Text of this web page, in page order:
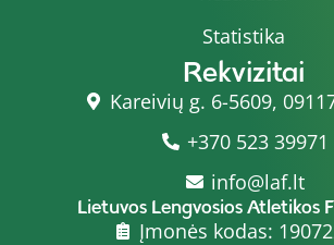
Statistika
Rekvizitai
Kareivių g. 6-5609,
+370 523 39971
info@laf.lt
Lietuvos Lengvosios Atletikos
Įmonės kodas: